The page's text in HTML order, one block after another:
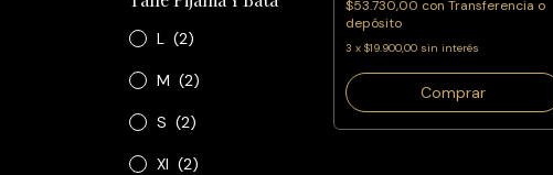
L (2)
M (2)
S (2)
Xl (2)
$53.730,00 con Transferencia o
depósito
3 x $19.900,00 sin interés
Comprar